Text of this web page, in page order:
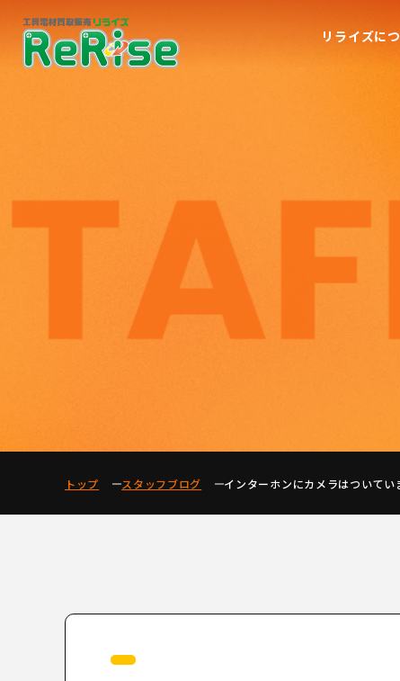
リライズに
トップ スタッフブログ インターホンにカメラはついてい